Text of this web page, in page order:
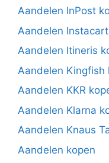
Aandelen InPost
Aandelen
Aandelen Itineris
Aandelen Kingfish
Aandelen KKR
Aandelen Klarna
Aandelen Knaus
Aandelen kopen